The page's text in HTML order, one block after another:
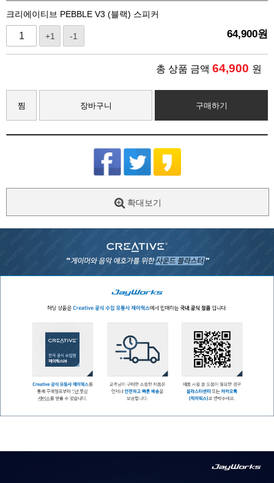
크리에이티브 PEBBLE V3 (블랙) 스피커
+1 -1 64,900원
총 상품 금액 64,900 원
찜 장바구니 구매하기
확대보기